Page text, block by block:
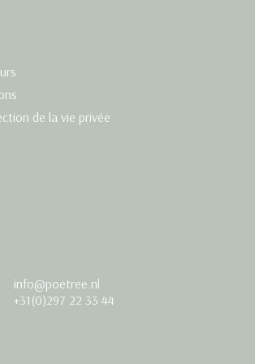
de la vie privée
info@poetree.nl
+31(0)297 22 33 44